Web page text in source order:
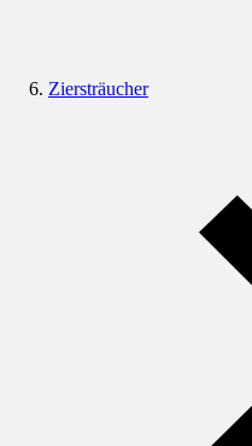
Ziersträucher